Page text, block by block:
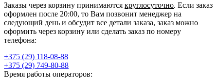
Заказы через корзину принимаются круглосуточно. Если заказ
оформлен после 20:00, то Вам позвонит менеджер на
следующий день и обсудит все детали заказа, заказ можно
оформить через корзину или сделать заказ по номеру
телефона:
+375 (29) 118-08-88
+375 (29) 749-80-88
Время работы операторов: